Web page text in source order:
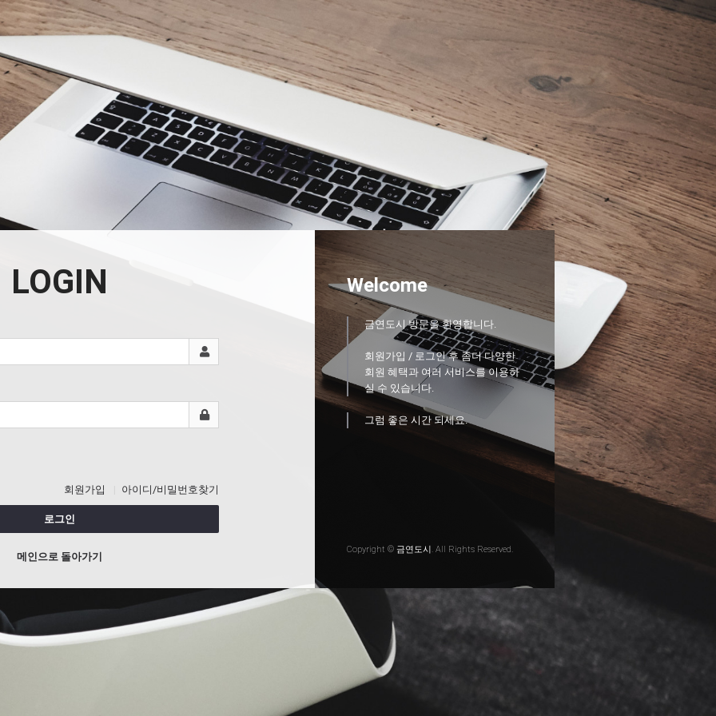
LOGIN
회원가입 아이디/비밀번호찾기
로그인
메인으로 돌아가기
Welcome
금연도시 방문을 환영합니다.
회원가입 / 로그인 후 좀더 다양한
회원 혜택과 여러 서비스를 이용하
실 수 있습니다.
그럼 좋은 시간 되세요.
Copyright © 금연도시. All Rights Reserved.